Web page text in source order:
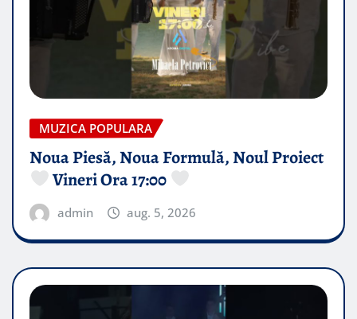
MUZICA POPULARA
Noua Piesă, Noua Formulă, Noul Proiect
Vineri Ora 17:00
admin aug. 5, 2026